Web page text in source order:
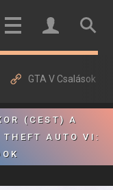
GTA V Csalások
(CEST) A
THEFT AUTO VI: